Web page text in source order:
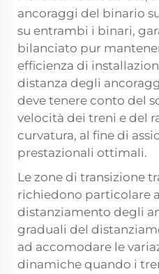
ancoraggi del binario
su entrambi i binari,
bilanciato pur
efficienza di
distanza degli
deve tenere conto del
velocità dei treni e del
curvatura, al fine di
prestazionali ottimali.
Le zone di transizione
richiedono particolare
distanziamento degli
graduali del
ad accomodare le
dinamiche quando i